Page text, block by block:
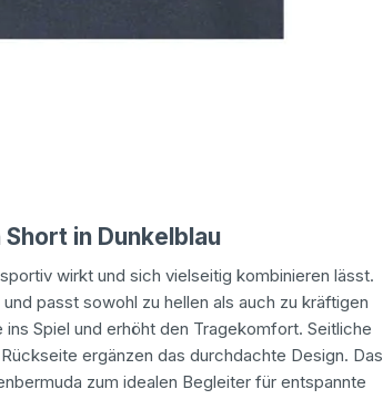
in Dunkelblau
wirkt und sich vielseitig kombinieren lässt.
passt sowohl zu hellen als auch zu kräftigen
Spiel und erhöht den Tragekomfort. Seitliche
ergänzen das durchdachte Design. Das
zum idealen Begleiter für entspannte